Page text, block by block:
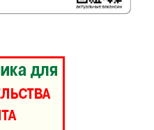
Веснік"